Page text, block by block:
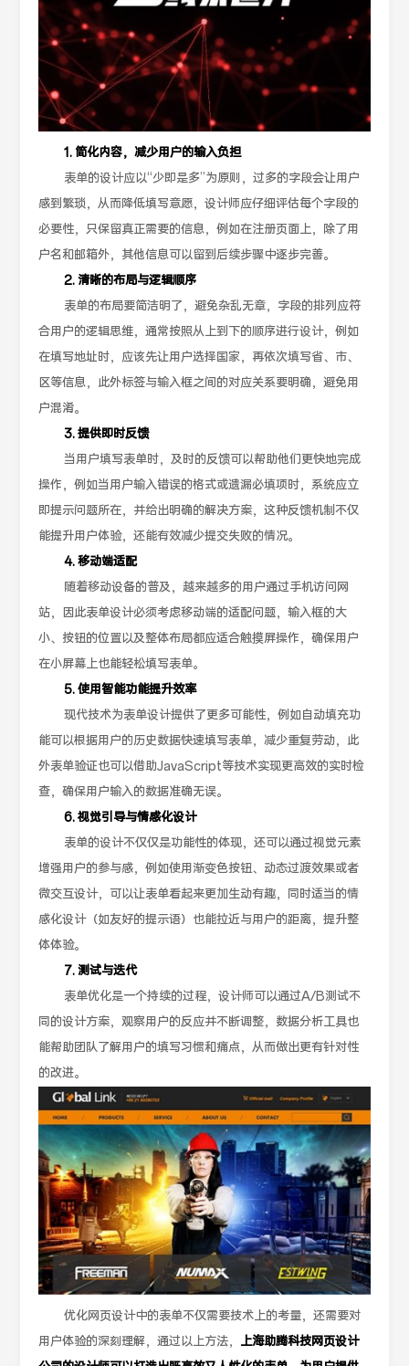
1. 简化内容，减少用户的输入负担
表单的设计应以“少即是多”为原则，过多的字段会让用户
感到繁琐，从而降低填写意愿，设计师应仔细评估每个字段的
必要性，只保留真正需要的信息，例如在注册页面上，除了用
户名和邮箱外，其他信息可以留到后续步骤中逐步完善。
2. 清晰的布局与逻辑顺序
表单的布局要简洁明了，避免杂乱无章，字段的排列应符
合用户的逻辑思维，通常按照从上到下的顺序进行设计，例如
在填写地址时，应该先让用户选择国家，再依次填写省、市、
区等信息，此外标签与输入框之间的对应关系要明确，避免用
户混淆。
3. 提供即时反馈
当用户填写表单时，及时的反馈可以帮助他们更快地完成
操作，例如当用户输入错误的格式或遗漏必填项时，系统应立
即提示问题所在，并给出明确的解决方案，这种反馈机制不仅
能提升用户体验，还能有效减少提交失败的情况。
4. 移动端适配
随着移动设备的普及，越来越多的用户通过手机访问网
站，因此表单设计必须考虑移动端的适配问题，输入框的大
小、按钮的位置以及整体布局都应适合触摸屏操作，确保用户
在小屏幕上也能轻松填写表单。
5. 使用智能功能提升效率
现代技术为表单设计提供了更多可能性，例如自动填充功
能可以根据用户的历史数据快速填写表单，减少重复劳动，此
外表单验证也可以借助JavaScript等技术实现更高效的实时检
查，确保用户输入的数据准确无误。
6. 视觉引导与情感化设计
表单的设计不仅仅是功能性的体现，还可以通过视觉元素
增强用户的参与感，例如使用渐变色按钮、动态过渡效果或者
微交互设计，可以让表单看起来更加生动有趣，同时适当的情
感化设计（如友好的提示语）也能拉近与用户的距离，提升整
体体验。
7. 测试与迭代
表单优化是一个持续的过程，设计师可以通过A/B测试不
同的设计方案，观察用户的反应并不断调整，数据分析工具也
能帮助团队了解用户的填写习惯和痛点，从而做出更有针对性
的改进。
优化网页设计中的表单不仅需要技术上的考量，还需要对
用户体验的深刻理解，通过以上方法， 上海助腾科技网页设计